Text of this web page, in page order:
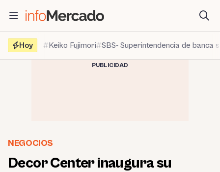
contenido
Hoy
Keiko Fujimori SBS- Superintendencia de banca
PUBLICIDAD
NEGOCIOS
Decor Center inaugura su